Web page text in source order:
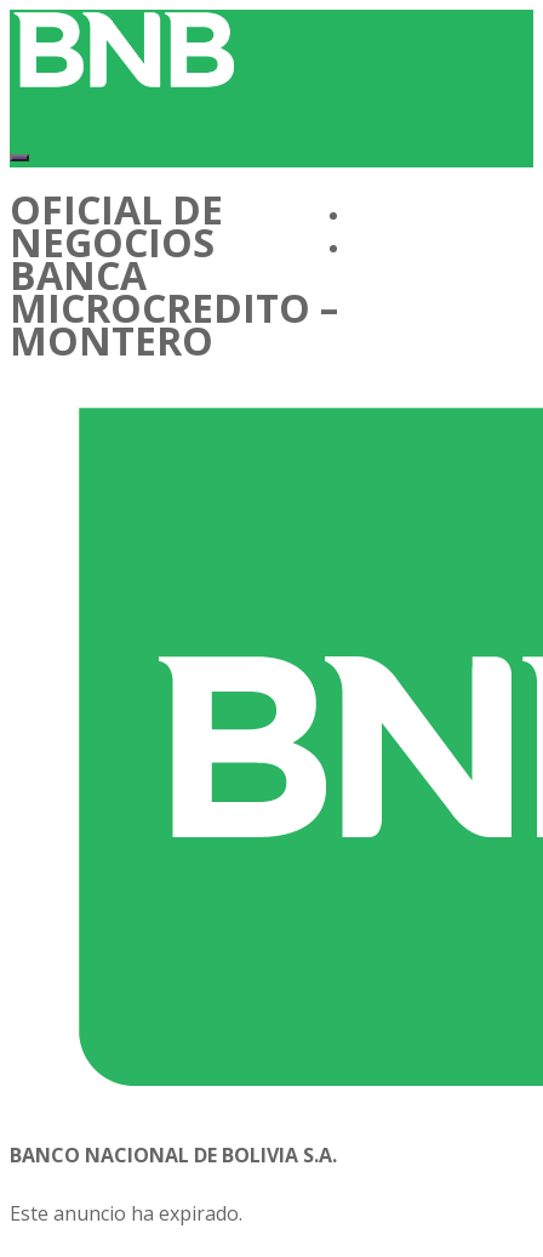
OFICIAL DE
NEGOCIOS
BANCA
MICROCREDITO –
MONTERO
BANCO NACIONAL DE BOLIVIA S.A.
Este anuncio ha expirado.